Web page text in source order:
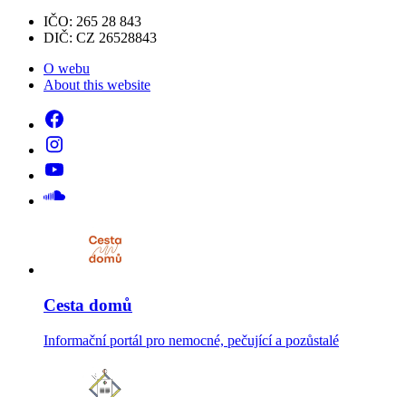
IČO: 265 28 843
DIČ: CZ 26528843
O webu
About this website
Cesta domů
Informační portál pro nemocné, pečující a pozůstalé